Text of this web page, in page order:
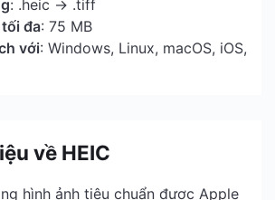
: .heic → .tiff
đa: 75 MB
với: Windows, Linux, macOS, iOS,
về HEIC
hình ảnh tiêu chuẩn được Apple